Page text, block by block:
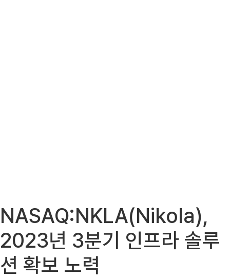
NASAQ:NKLA(Nikola),
2023년 3분기 인프라 솔루
션 확보 노력